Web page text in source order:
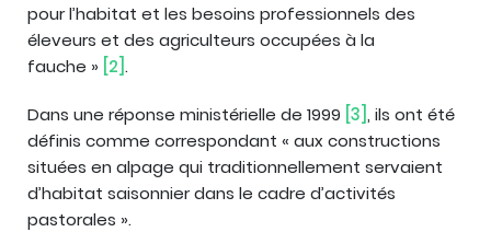
pour l’habitat et les besoins professionnels des
éleveurs et des agriculteurs occupées à la
fauche » [2] .
Dans une réponse ministérielle de 1999 [3] , ils ont été
définis comme correspondant « aux constructions
situées en alpage qui traditionnellement servaient
d’habitat saisonnier dans le cadre d’activités
pastorales ».